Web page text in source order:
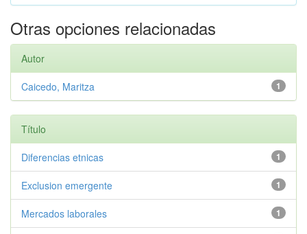
Otras opciones relacionadas
Autor
1
Caicedo, Maritza
Título
1
Diferencias etnicas
1
Exclusion emergente
1
Mercados laborales